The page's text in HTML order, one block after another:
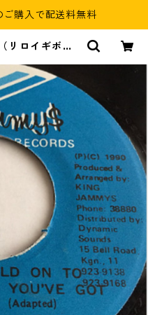
購入で配送料無料
ロイギボン
Soul